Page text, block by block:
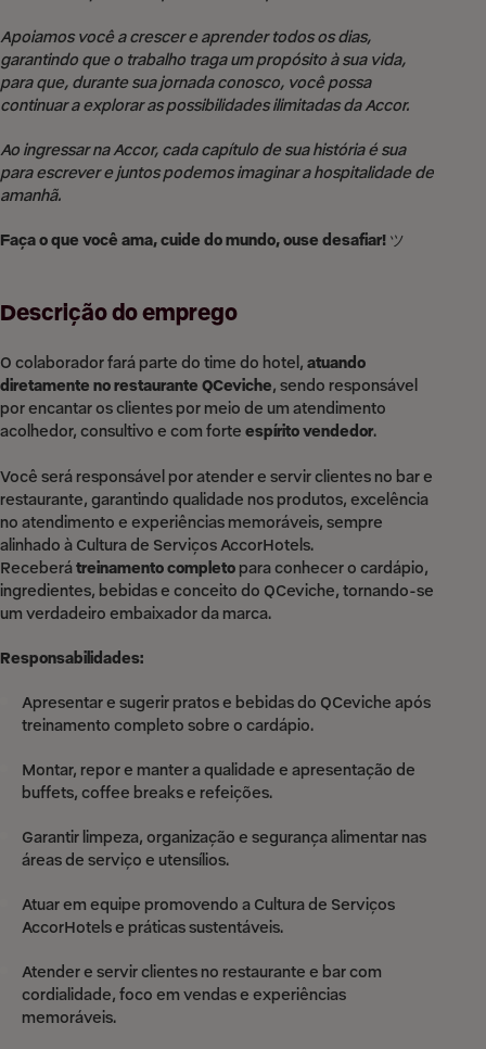
Apoiamos você a crescer e aprender todos os dias,
garantindo que o trabalho traga um propósito à sua vida,
para que, durante sua jornada conosco, você possa
continuar a explorar as possibilidades ilimitadas da Accor.
Ao ingressar na Accor, cada capítulo de sua história é sua
para escrever e juntos podemos imaginar a hospitalidade de
amanhã.
Faça o que você ama, cuide do mundo, ouse desafiar! ツ
Descrição do emprego
O colaborador fará parte do time do hotel, atuando
diretamente no restaurante QCeviche, sendo responsável
por encantar os clientes por meio de um atendimento
acolhedor, consultivo e com forte espírito vendedor.
Você será responsável por atender e servir clientes no bar e
restaurante, garantindo qualidade nos produtos, excelência
no atendimento e experiências memoráveis, sempre
alinhado à Cultura de Serviços AccorHotels.
Receberátreinamento completo para conhecer o cardápio,
ingredientes, bebidas e conceito do QCeviche, tornando-se
um verdadeiro embaixador da marca.
Responsabilidades:
Apresentar e sugerir pratos e bebidas do QCeviche após
treinamento completo sobre o cardápio.
Montar, repor e manter a qualidade e apresentação de
buffets, coffee breaks e refeições.
Garantir limpeza, organização e segurança alimentar nas
áreas de serviço e utensílios.
Atuar em equipe promovendo a Cultura de Serviços
AccorHotels e práticas sustentáveis.
Atender e servir clientes no restaurante e bar com
cordialidade, foco em vendas e experiências
memoráveis.